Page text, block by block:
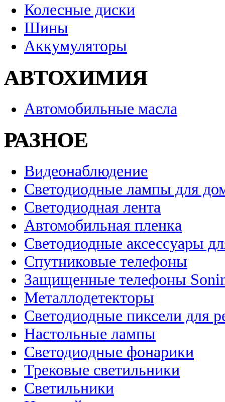
Колесные диски
Шины
Аккумуляторы
АВТОХИМИЯ
Автомобильные масла
РАЗНОЕ
Видеонаблюдение
Светодиодные лампы для
Светодиодная лента
Автомобильная пленка
Светодиодные аксессуары
Спутниковые телефоны
Защищенные телефоны
Металлодетекторы
Светодиодные пиксели для
Настольные лампы
Светодиодные фонарики
Трековые светильники
Светильники